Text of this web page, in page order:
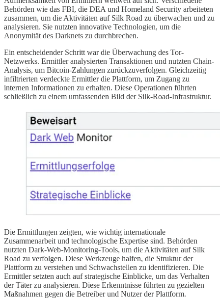
Behörden wie das FBI, die DEA und Homeland Security arbeiteten
zusammen, um die Aktivitäten auf Silk Road zu überwachen und zu
analysieren. Sie nutzten innovative Technologien, um die
Anonymität des Darknets zu durchbrechen.
Ein entscheidender Schritt war die Überwachung des Tor-
Netzwerks. Ermittler analysierten Transaktionen und nutzten Chain-
Analysis, um Bitcoin-Zahlungen zurückzuverfolgen. Gleichzeitig
infiltrierten verdeckte Ermittler die Plattform, um Zugang zu
internen Informationen zu erhalten. Diese Operationen führten
schließlich zu einem umfassenden Bild der Silk-Road-Infrastruktur.
Die Ermittlungen zeigten, wie wichtig internationale
Zusammenarbeit und technologische Expertise sind. Behörden
nutzten Dark-Web-Monitoring-Tools, um die Aktivitäten auf Silk
Road zu verfolgen. Diese Werkzeuge halfen, die Struktur der
Plattform zu verstehen und Schwachstellen zu identifizieren. Die
Ermittler setzten auch auf strategische Einblicke, um das Verhalten
der Täter zu analysieren. Diese Erkenntnisse führten zu gezielten
Maßnahmen gegen die Betreiber und Nutzer der Plattform.